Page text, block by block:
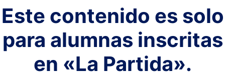
Este contenido es solo
para alumnas inscritas
en «La Partida».